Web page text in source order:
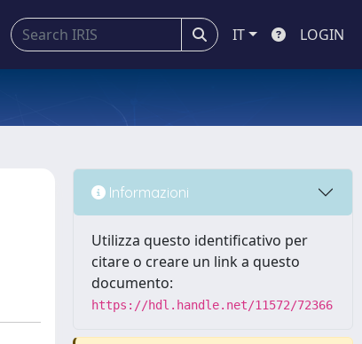
IT LOGIN
Informazioni
Utilizza questo identificativo per
citare o creare un link a questo
documento:
https://hdl.handle.net/11572/72366